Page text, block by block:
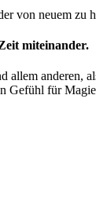
von neuem
miteinander.
allem anderen,
Gefühl für